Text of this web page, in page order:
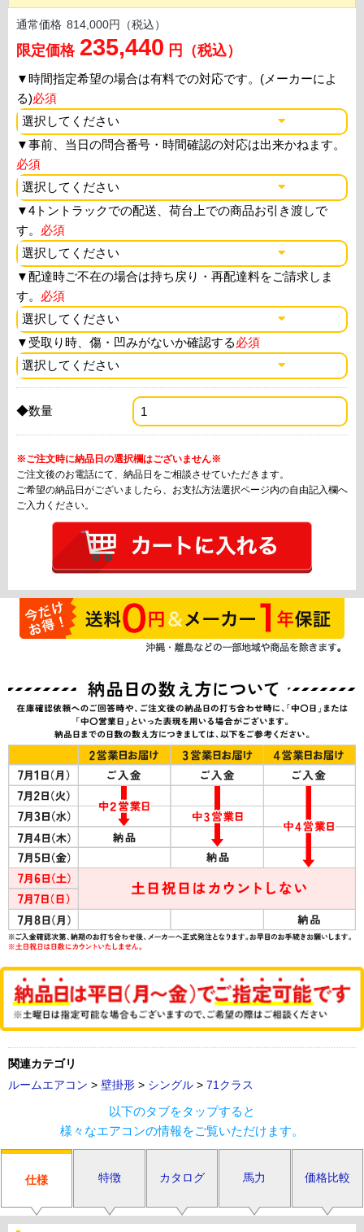
通常価格 814,000円（税込）
限定価格 235,440 円（税込）
▼時間指定希望の場合は有料での対応です。(メーカーによ
る)必須
▼事前、当日の問合番号・時間確認の対応は出来かねます。
必須
▼4トントラックでの配送、荷台上での商品お引き渡しで
す。 必須
▼配達時ご不在の場合は持ち戻り・再配達料をご請求しま
す。 必須
▼ 受取り時、傷・凹みがないか確認する必須
◆数量
※ご注文時に納品日の選択欄はございません※
ご注文後のお電話にて、納品日をご相談させていただきます。
ご希望の納品日がございましたら、お支払方法選択ページ内の自由記入欄へ
ご入力ください。
関連カテゴリ
ルームエアコン > 壁掛形 > シングル > 71クラス
以下のタブをタップすると
様々なエアコンの情報をご覧いただけます。
仕様 特徴 カタログ 馬力 価格比較